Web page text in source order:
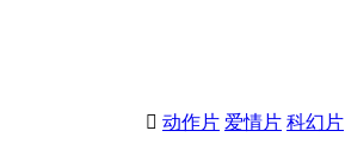
动作片 爱情片 科幻片